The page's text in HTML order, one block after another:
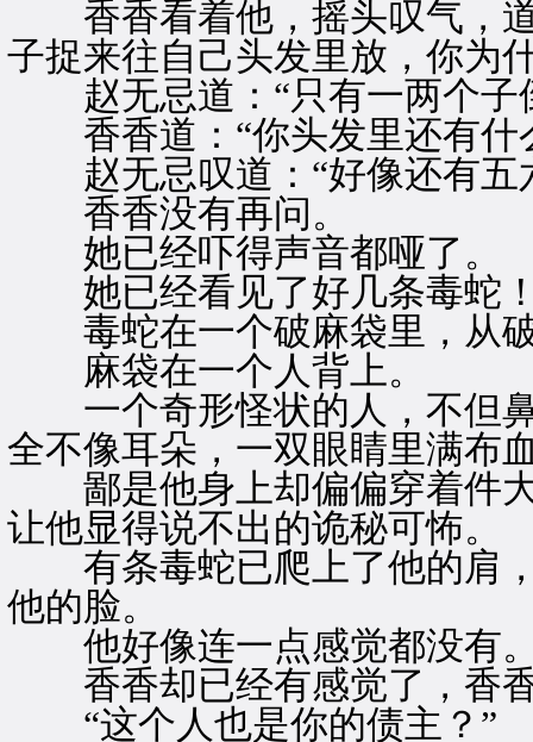
香香看着他，摇头叹气，道
子捉来往自己头发里放，你为
赵无忌道：“只有一两个子
香香道：“你头发里还有什
赵无忌叹道：“好像还有五
香香没有再问。
她已经吓得声音都哑了。
她已经看见了好几条毒蛇
毒蛇在一个破麻袋里，从破
麻袋在一个人背上。
一个奇形怪状的人，不但鼻
全不像耳朵，一双眼睛里满布
鄙是他身上却偏偏穿着件大
让他显得说不出的诡秘可怖。
有条毒蛇已爬上了他的肩，
他的脸。
他好像连一点感觉都没有
香香却已经有感觉了，香香
“这个人也是你的债主？”